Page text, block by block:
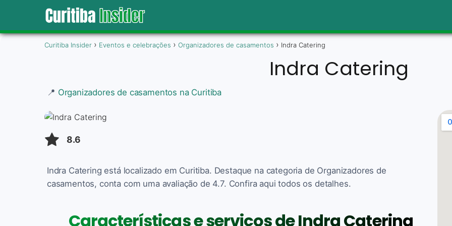
Curitiba Insider Eventos e celebrações Organizadores de casamentos Indra Catering
Indra Catering
📍 Organizadores de casamentos na Curitiba
8.6
Indra Catering está localizado em Curitiba. Destaque na categoria de Organizadores de
casamentos, conta com uma avaliação de 4.7. Confira aqui todos os detalhes.
Características e serviços de Indra Catering